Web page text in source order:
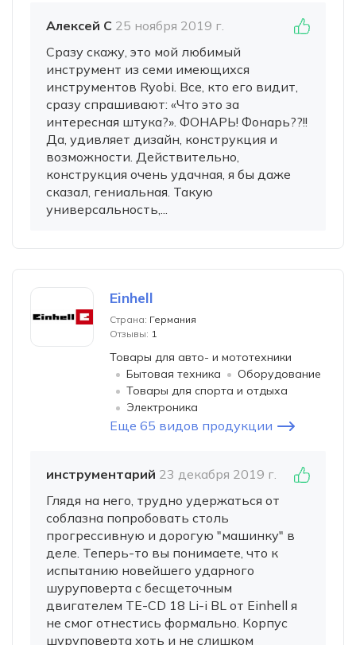
Алексей С 25 ноября 2019 г.
Сразу скажу, это мой любимый
инструмент из семи имеющихся
инструментов Ryobi. Все, кто его видит,
сразу спрашивают: «Что это за
интересная штука?». ФОНАРЬ! Фонарь??!!
Да, удивляет дизайн, конструкция и
возможности. Действительно,
конструкция очень удачная, я бы даже
сказал, гениальная. Такую
универсальность,...
Einhell
Страна: Германия
Отзывы: 1
Товары для авто- и мототехники
Бытовая техника
Оборудование
Товары для спорта и отдыха
Электроника
Еще 65 видов продукции
инструментарий 23 декабря 2019 г.
Глядя на него, трудно удержаться от
соблазна попробовать столь
прогрессивную и дорогую "машинку" в
деле. Теперь-то вы понимаете, что к
испытанию новейшего ударного
шуруповерта с бесщеточным
двигателем TE-CD 18 Li-i BL от Einhell я
не смог отнестись формально. Корпус
шуруповерта хоть и не слишком